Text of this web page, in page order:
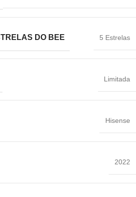
DO BEE 5 Estrelas
Limitada
Hisense
2022